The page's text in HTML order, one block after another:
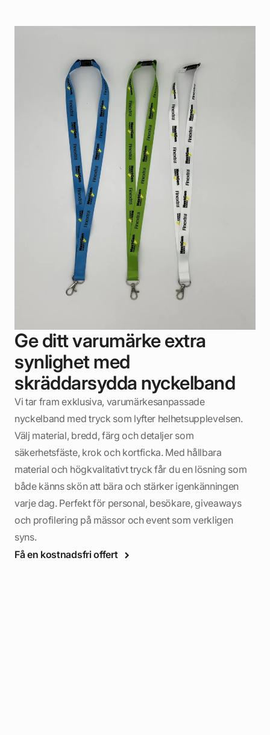
Ge ditt varumärke extra
synlighet med
skräddarsydda nyckelband
Vi tar fram exklusiva, varumärkesanpassade
nyckelband med tryck som lyfter helhetsupplevelsen.
Välj material, bredd, färg och detaljer som
säkerhetsfäste, krok och kortficka. Med hållbara
material och högkvalitativt tryck får du en lösning som
både känns skön att bära och stärker igenkänningen
varje dag. Perfekt för personal, besökare, giveaways
och profilering på mässor och event som verkligen
syns.
Få en kostnadsfri offert